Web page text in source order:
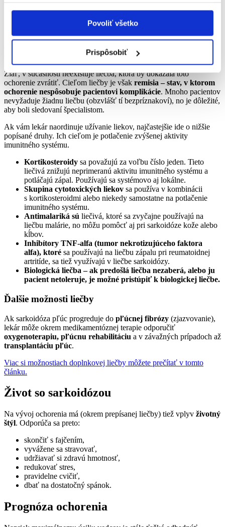
Povoliť všetko
Prispôsobiť
lymfadenopatie.
Pozitronová emisná tomografia (PET/CT)
Liečba sarkoidózy
Žiaľ, v súčasnosti neexistuje liečba, ktorá by dokázala toto
ochorenie zvrátiť. Cieľom liečby je však remisia – stav, v ktorom
ochorenie nespôsobuje pacientovi komplikácie. Mnoho pacientov
nevyžaduje žiadnu liečbu (obzvlášť tí bezpríznakoví), no je dôležité,
aby boli sledovaní špecialistom.
Ak vám lekár naordinuje užívanie liekov, najčastejšie ide o nižšie
popísané druhy. Ich cieľom je potlačenie zvýšenej aktivity
imunitného systému.
Kortikosteroidy sa považujú za voľbu číslo jeden. Tieto
liečivá znižujú neprimeranú aktivitu imunitného systému a
potláčajú zápal. Používajú sa systémovo aj lokálne.
Skupina cytotoxických liekov sa používa v kombinácii
s kortikosteroidmi alebo niekedy samostatne na potlačenie
imunitného systému.
Antimalariká sú liečivá, ktoré sa zvyčajne používajú na
liečbu malárie, no môžu pomôcť aj pri sarkoidóze kože alebo
kĺbov.
Inhibítory TNF-alfa (tumor nekrotizujúceho faktora
alfa), ktoré sa používajú na liečbu zápalu pri reumatoidnej
artritíde, sa tiež využívajú v liečbe sarkoidózy.
Biologická liečba– ak predošlá liečba nezaberá, alebo ju
pacient netoleruje, je možné pristúpiť k biologickej liečbe.
Ďalšie možnosti liečby
Ak sarkoidóza pľúc progreduje do pľúcnej fibrózy (zjazvovanie),
lekár môže okrem medikamentóznej terapie odporučiť
oxygenoterapiu, pľúcnu rehabilitáciu a v závažných prípadoch až
transplantáciu pľúc.
Viac si možnostiach doplnkovej liečby môžete prečítať v tomto
článku.
Život so sarkoidózou
Na vývoj ochorenia má (okrem prepísanej liečby) tiež vplyv životný
štýl. Odporúča sa preto:
skončiť s fajčením,
vyvážene sa stravovať,
udržiavať si zdravú hmotnosť,
redukovať stres,
pravidelne cvičiť,
dbať na dostatočný spánok.
Prognóza ochorenia